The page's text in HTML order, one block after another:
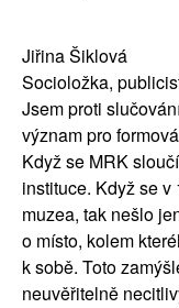
Jiřina Šiklová
Socioložka,
Jsem proti
význam pro
Když se MRK
instituce. Když se
muzea, tak nešlo
o místo, kolem
k sobě. Toto
neuvěřitelně